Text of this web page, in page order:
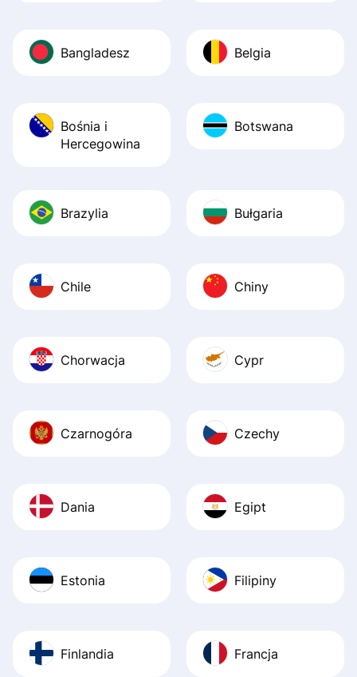
Bangladesz Belgia
Bośnia i
Hercegowina
Botswana
Brazylia Bułgaria
Chile Chiny
Chorwacja Cypr
Czarnogóra Czechy
Dania Egipt
Estonia Filipiny
Finlandia Francja